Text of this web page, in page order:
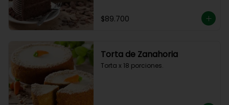
$89.700
Torta de Zanahoria
Torta x 18 porciones.